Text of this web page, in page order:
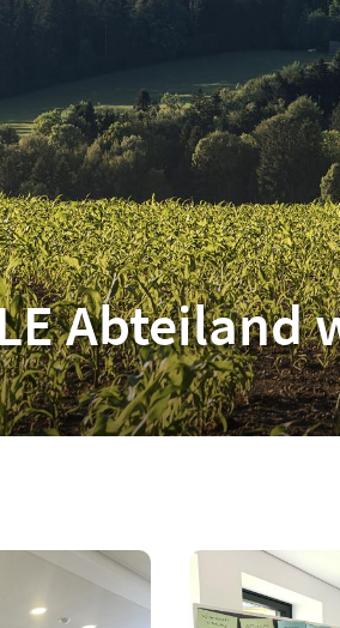
ILE